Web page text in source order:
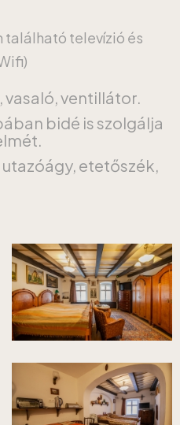
található televízió és
vasaló, ventillátor.
bidé is szolgálja
etetőszék,